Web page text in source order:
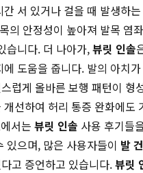
서 있거나 걸을 때 발생하
의 안정성이 높아져 발목 염
습니다. 더 나아가,뷰릿 인솔
에 도움을 줍니다. 발의 아치
럽게 올바른 보행 패턴이 형
개선하여 허리 통증 완화에도
에서는 뷰릿 인솔 사용 후기들
있으며, 많은 사용자들이 발
고 증언하고 있습니다.뷰릿